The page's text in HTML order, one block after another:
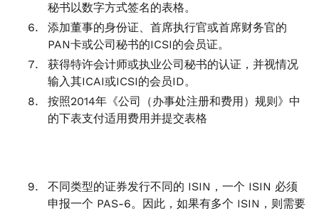
秘书以数字方式签名的表格。
添加董事的身份证、首席执行官或首席财务官的
PAN卡或公司秘书的ICSI的会员证。
获得特许会计师或执业公司秘书的认证，并视情况
输入其ICAI或ICSI的会员ID。
按照2014年《公司（办事处注册和费用）规则》中
的下表支付适用费用并提交表格
不同类型的证券发行不同的 ISIN，一个 ISIN 必须
申报一个 PAS-6。因此，如果有多个 ISIN，则需要